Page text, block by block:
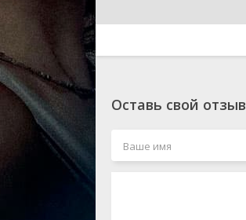
Оставь свой отзыв